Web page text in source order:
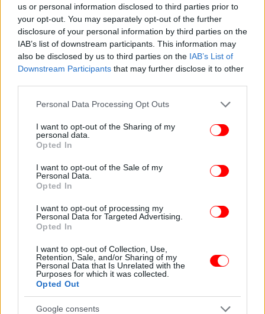
us or personal information disclosed to third parties prior to
your opt-out. You may separately opt-out of the further
disclosure of your personal information by third parties on the
IAB’s list of downstream participants. This information may
also be disclosed by us to third parties on the IAB’s List of
Downstream Participants that may further disclose it to other
Please note that this website/app uses one or more Google
not limited to your visit or usage behaviour. You may click to
grant or deny consent to Google and its third-party tags to
use your data for below specified purposes in below Google
consent section.
Personal Data Processing Opt Outs
I want to opt-out of the Sharing of my
personal data.
Opted In
I want to opt-out of the Sale of my
Personal Data.
Opted In
I want to opt-out of processing my
Personal Data for Targeted Advertising.
Opted In
I want to opt-out of Collection, Use,
Retention, Sale, and/or Sharing of my
Personal Data that Is Unrelated with the
Purposes for which it was collected.
Opted Out
Google consents
μηνυμάτων, αν και είχαν τοποθετηθεί στη λίστα
των υπόπτων, δεν υπάρχουν προς το παρόν
ενδείξεις και στοιχεία πως θα μπορούσαν να τους
καταστήσουν κατηγορούμενους.
Αστυνομικές πηγές, ανέφεραν ότι υπάρχει μια
«καλή ερευνητική εικόνα» για το ποιος θα
Σύμφωνα με τους αρμόδιους αστυνομικούς
εξετάζεται το κίνητρο που προκάλεσε τη
επαγγελματικών και προσωπικών διαφορών.
Οι αστυνομικοί που ασχολούνται με την υπόθεση
έχουν λάβει εννέα καταθέσεις από Αθήνα και έξι
από Μύκονο, ενώ μετά την κηδεία πήραν άλλες δυο
από άτομα που ήρθαν από την Μύκονο να
παραστούν στην κηδεία και αργότερα από την
σύζυγο του θύματος. Κανένας στην επίσημη
κατάθεση δεν κατονομάζει συγκεκριμένο πρόσωπο,
με το οποίο ο επιχειρηματίας να ήταν σε κόντρα. Σε